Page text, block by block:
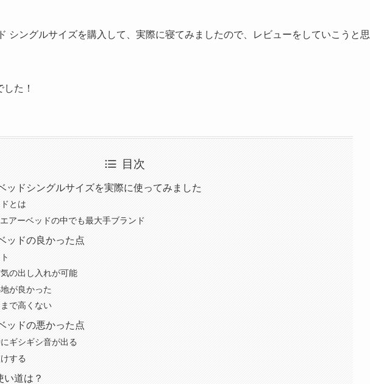
シングルサイズを購入して、実際に寝てみましたので、レビューをしていこうと思
た！
目次
ッドシングルサイズを実際に使ってみました
とは
アーベッドの中でも最大手ブランド
ッドの良かった点
の出し入れが可能
が良かった
で高くない
ッドの悪かった点
ギシギシ音が出る
する
い道は？